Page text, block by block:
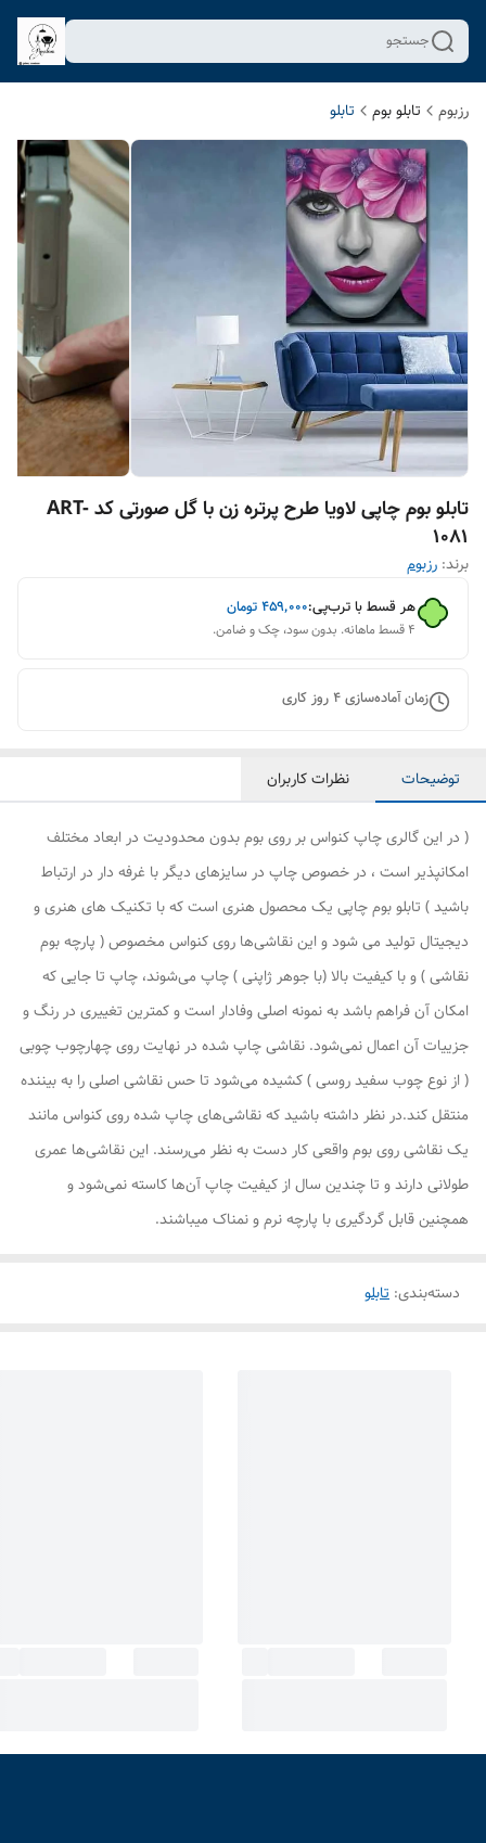
جستجو
رزبوم تابلو بوم تابلو
تابلو بوم چاپی لاویا طرح پرتره زن با گل صورتی کد ART-
1081
برند: رزبوم
هر قسط با ترب‌پی:۴۵۹٬۰۰۰تومان
۴ قسط ماهانه. بدون سود، چک و ضامن.
زمان آماده‌سازی4روز کاری
توضیحات نظرات کاربران
( در این گالری چاپ کنواس بر روی بوم بدون محدودیت در ابعاد مختلف
امکانپذیر است ، در خصوص چاپ در سایزهای دیگر با غرفه دار در ارتباط
باشید ) تابلو بوم چاپی یک محصول هنری است که با تکنیک های هنری و
دیجیتال تولید می شود و این نقاشی‌ها روی کنواس مخصوص ( پارچه بوم
نقاشی ) و با کیفیت بالا (با جوهر ژاپنی ) چاپ می‌شوند، چاپ تا جایی که
امکان آن فراهم باشد به نمونه اصلی وفادار است و کمترین تغییری در رنگ و
جزییات آن اعمال نمی‌شود. نقاشی چاپ شده در نهایت روی چهارچوب چوبی
( از نوع چوب سفید روسی ) کشیده می‌شود تا حس نقاشی اصلی را به بیننده
منتقل کند.در نظر داشته باشید که نقاشی‌های چاپ شده روی کنواس مانند
یک نقاشی روی بوم واقعی کار دست به نظر می‌رسند. این نقاشی‌ها عمری
طولانی دارند و تا چندین سال از کیفیت چاپ آن‌ها کاسته نمی‌شود و
همچنین قابل گردگیری با پارچه نرم و نمناک میباشند.
دسته‌بندی: تابلو